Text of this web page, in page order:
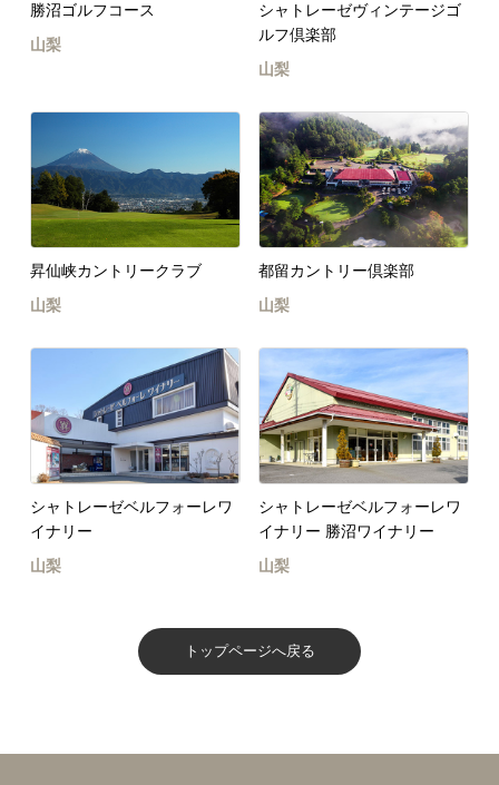
勝沼ゴルフコース
山梨
シャトレーゼヴィンテージゴ
ルフ倶楽部
山梨
昇仙峡カントリークラブ
山梨
都留カントリー倶楽部
山梨
シャトレーゼベルフォーレワ
イナリー
山梨
シャトレーゼベルフォーレワ
イナリー 勝沼ワイナリー
山梨
トップページへ戻る